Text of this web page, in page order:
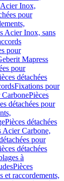
Inox,
pour
Acier Inox, sans
pour
Mapress
pour
détachées
Fixations pour
Pièces
détachées pour
Pièces détachées
Acier Carbone,
pour
détachées
à
Pièces
et raccordements,